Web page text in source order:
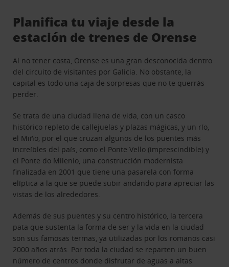
Planifica tu viaje desde la
estación de trenes de Orense
Al no tener costa, Orense es una gran desconocida dentro
del circuito de visitantes por Galicia. No obstante, la
capital es todo una caja de sorpresas que no te querrás
perder.
Se trata de una ciudad llena de vida, con un casco
histórico repleto de callejuelas y plazas mágicas, y un río,
el Miño, por el que cruzan algunos de los puentes más
increíbles del país, como el Ponte Vello (imprescindible) y
el Ponte do Milenio, una construcción modernista
finalizada en 2001 que tiene una pasarela con forma
elíptica a la que se puede subir andando para apreciar las
vistas de los alrededores.
Además de sus puentes y su centro histórico, la tercera
pata que sustenta la forma de ser y la vida en la ciudad
son sus famosas termas, ya utilizadas por los romanos casi
2000 años atrás. Por toda la ciudad se reparten un buen
número de centros donde disfrutar de aguas a altas